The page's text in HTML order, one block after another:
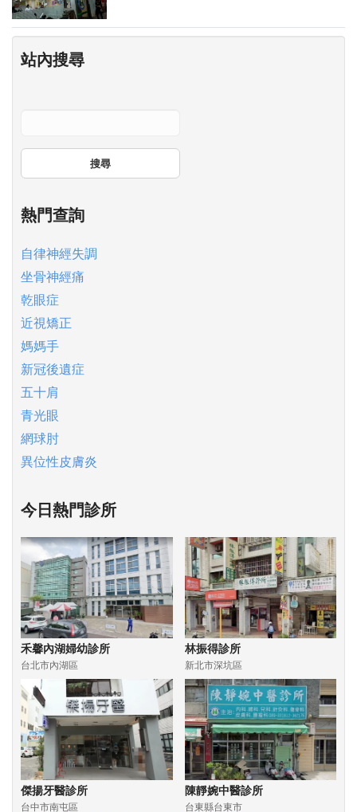
站內搜尋
搜尋
熱門查詢
自律神經失調
坐骨神經痛
乾眼症
近視矯正
媽媽手
新冠後遺症
五十肩
青光眼
網球肘
異位性皮膚炎
今日熱門診所
禾馨內湖婦幼診所
台北市內湖區
林振得診所
新北市深坑區
傑揚牙醫診所
台中市南屯區
陳靜婉中醫診所
台東縣台東市